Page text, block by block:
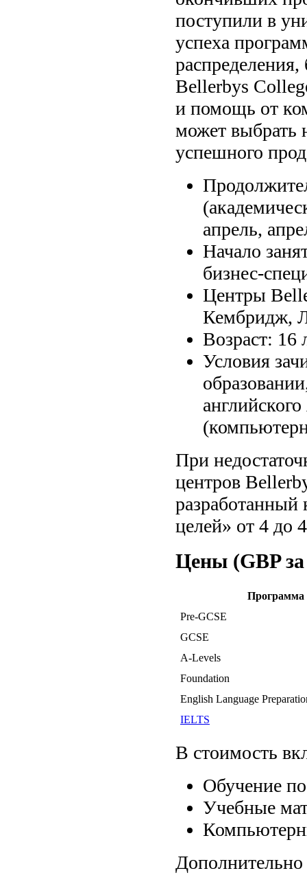
поступили в
успеха
Bellerbys
и помощь от
может выбрать
успешного
апрель,
Начало
бизнес-
Центры
Кембридж,
Возраст: 16
Условия
При
центров
разработанный
целей» от 4 до
Цены (GBP
Программа
Pre-GCSE
GCSE
A-Levels
Foundation
English Language
IELTS
В стоимость
Обучение
Учебные